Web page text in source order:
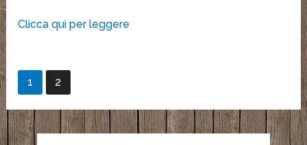
Clicca qui per leggere
1 2